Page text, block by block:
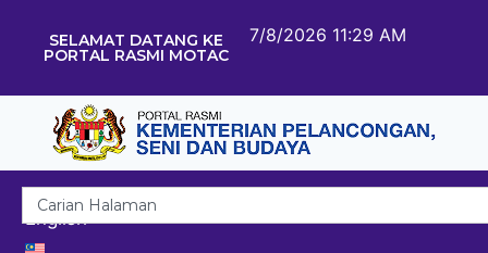
SELAMAT DATANG KE
PORTAL RASMI MOTAC
7/8/2026 11:29 AM
English